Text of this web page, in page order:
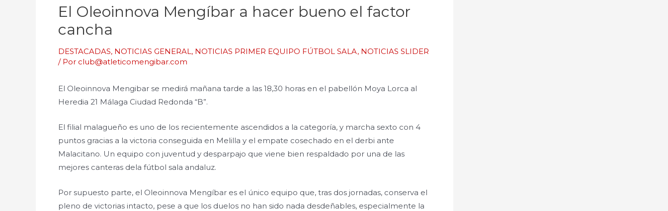
El Oleoinnova Mengíbar a hacer bueno el factor
cancha
DESTACADAS, NOTICIAS GENERAL, NOTICIAS PRIMER EQUIPO FÚTBOL SALA, NOTICIAS SLIDER
/ Por club@atleticomengibar.com
El Oleoinnova Mengibar se medirá mañana tarde a las 18,30 horas en el pabellón Moya Lorca al
Heredia 21 Málaga Ciudad Redonda “B”.
El filial malagueño es uno de los recientemente ascendidos a la categoría, y marcha sexto con 4
puntos gracias a la victoria conseguida en Melilla y el empate cosechado en el derbi ante
Malacitano. Un equipo con juventud y desparpajo que viene bien respaldado por una de las
mejores canteras dela fútbol sala andaluz.
Por supuesto parte, el Oleoinnova Mengíbar es el único equipo que, tras dos jornadas, conserva el
pleno de victorias intacto, pese a que los duelos no han sido nada desdeñables, especialmente la